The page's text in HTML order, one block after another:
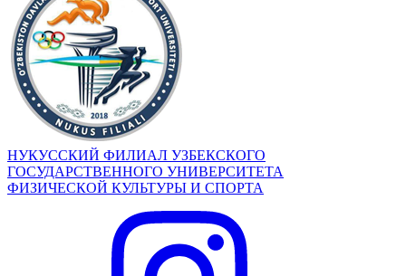
НУКУССКИЙ ФИЛИАЛ УЗБЕКСКОГО
ГОСУДАРСТВЕННОГО УНИВЕРСИТЕТА
ФИЗИЧЕСКОЙ КУЛЬТУРЫ И СПОРТА